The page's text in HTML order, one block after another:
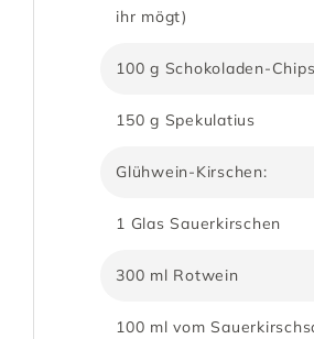
ihr mögt)
100 g Schokoladen-
150 g Spekulatius
Glühwein-Kirschen:
1 Glas Sauerkirschen
300 ml Rotwein
100 ml vom